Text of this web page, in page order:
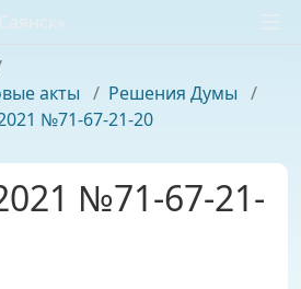
акты / Решения Думы /
№71-67-21-20
№71-67-21-